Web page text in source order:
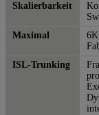
Skalierbarkeit
Maximal
ISL-Trunking